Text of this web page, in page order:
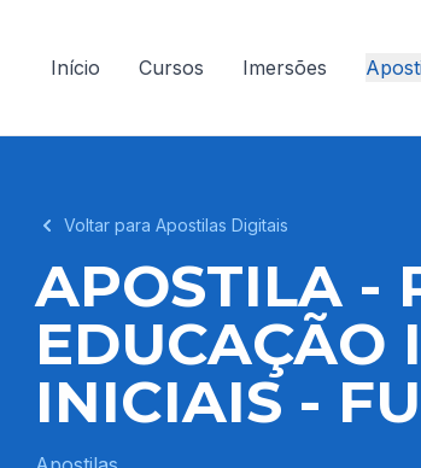
Início Cursos Imersões
Voltar para Apostilas Digitais
APOSTILA -
EDUCAÇÃO
INICIAIS -